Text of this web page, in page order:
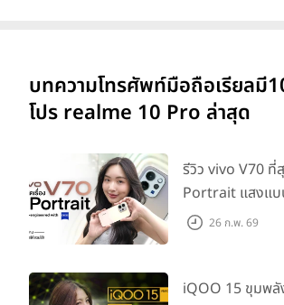
บทความโทรศัพท์มือถือเรียลมี
โปร realme 10 Pro ล่าสุด
รีวิว vivo V70 ที่
Portrait แสงแบ
กช็อตให้สวยได้!
26 ก.พ. 69
iQOO 15 ขุมพ